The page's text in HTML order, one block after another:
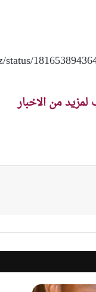
لمزيد من الاخبار